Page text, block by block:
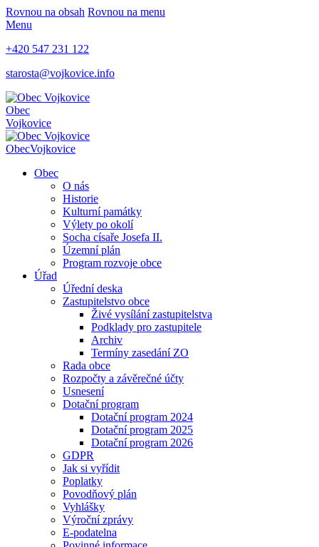
Rovnou na obsah Rovnou na menu
Menu
+420 547 231 122
starosta@vojkovice.info
Obec
Vojkovice
ObecVojkovice
Obec
O nás
Historie
Kulturní památky
Výlety po okolí
Socha císaře Josefa II.
Územní plán
Program rozvoje obce
Úřad
Úřední deska
Zastupitelstvo obce
Živé vysílání zastupitelstva
Podklady pro zastupitele
Archiv
Termíny zasedání ZO
Rada obce
Rozpočty a závěrečné účty
Usnesení
Dotační program
Dotační program 2024
Dotační program 2025
Dotační program 2026
GDPR
Jak si vyřídit
Poplatky
Povodňový plán
Vyhlášky
Výroční zprávy
E-podatelna